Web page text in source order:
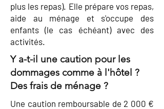
plus les repas). Elle prépare vos repas,
aide au ménage et s'occupe des
enfants (le cas échéant) avec des
activités.
Y a-t-il une caution pour les
dommages comme à l'hôtel ?
Des frais de ménage ?
Une caution remboursable de 2 000 €